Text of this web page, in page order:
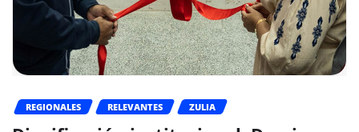
REGIONALES RELEVANTES ZULIA